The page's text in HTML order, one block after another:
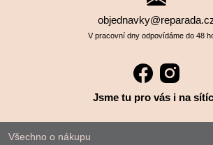
V pracovní dny odpovídáme do 48
Jsme tu pro vás i na
Všechno o nákupu